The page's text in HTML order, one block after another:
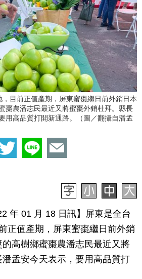
目前正值產期，屏東蜜棗繼日前外銷日本
棗農潘志民最近又將蜜棗外銷杜拜。縣長
用高品質打開新通路。（圖／翻攝自潘孟
年 01 月 18 日訊】屏東是全台
正值產期，屏東蜜棗繼日前外銷
的高樹鄉蜜棗農潘志民最近又將
孟安今天表示，要用高品質打